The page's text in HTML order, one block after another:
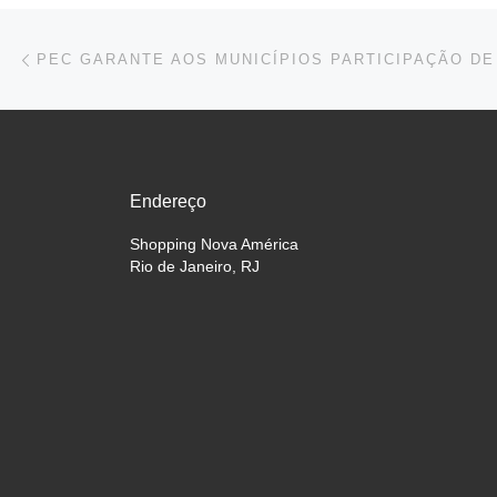
Navegação do post
Endereço
Shopping Nova América
Rio de Janeiro, RJ